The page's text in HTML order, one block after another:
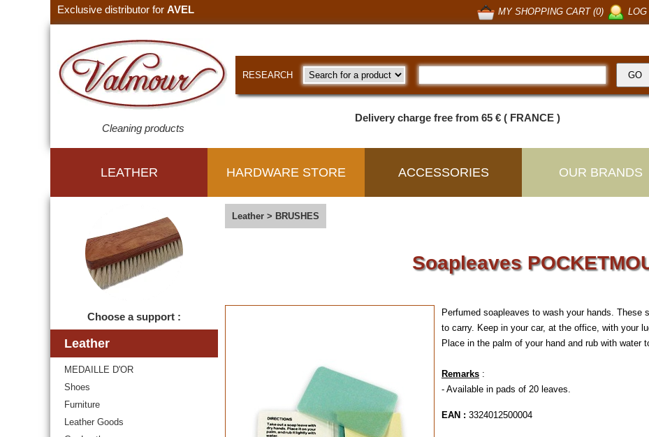
Exclusive distributor for AVEL MY SHOPPING CART (0)
Cleaning products
RESEARCH
Delivery charge free from 65 € ( FRANCE )
LEATHER HARDWARE STORE ACCESSORIES OUR BRANDS
Choose a support :
Leather
MEDAILLE D'OR
Shoes
Furniture
Leather Goods
Leather > BRUSHES
Soapleaves
Perfumed soapleaves to wash your hands.
to carry. Keep in your car, at the office, with your
Place in the palm of your hand and rub with water
Remarks :
- Available in pads of 20 leaves.
EAN : 3324012500004